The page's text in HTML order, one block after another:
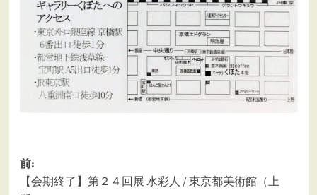
投
前:
【会期終了】第２４回展 水彩人 / 東京都美術館（上